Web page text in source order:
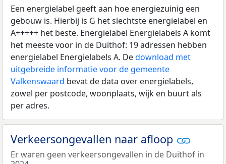
Een energielabel geeft aan hoe energiezuinig een
gebouw is. Hierbij is G het slechtste energielabel en
A+++++ het beste. Energielabel Energielabels A komt
het meeste voor in de Duithof: 19 adressen hebben
energielabel Energielabels A. Dedownload met
uitgebreide informatie voor de gemeente
Valkenswaard bevat de data over energielabels,
zowel per postcode, woonplaats, wijk en buurt als
per adres.
Verkeersongevallen naar afloop
Er waren geen verkeersongevallen in de Duithof in